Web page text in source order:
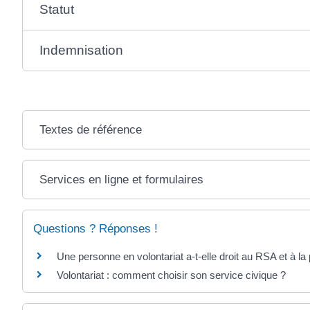
Statut
Indemnisation
Textes de référence
Services en ligne et formulaires
Questions ? Réponses !
Une personne en volontariat a-t-elle droit au RSA et à
Volontariat : comment choisir son service civique ?